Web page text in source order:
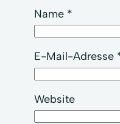
Name *
E-Mail-Adresse
Website